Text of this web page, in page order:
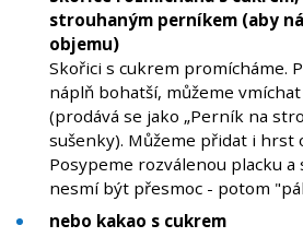
strouhaným perníkem (aby
objemu)
Skořici s cukrem promícháme.
náplň bohatší, můžeme
(prodává se jako „Perník na
sušenky). Můžeme přidat i hrst
Posypeme rozválenou placku a
nesmí být přesmoc - potom
nebo kakao s cukrem